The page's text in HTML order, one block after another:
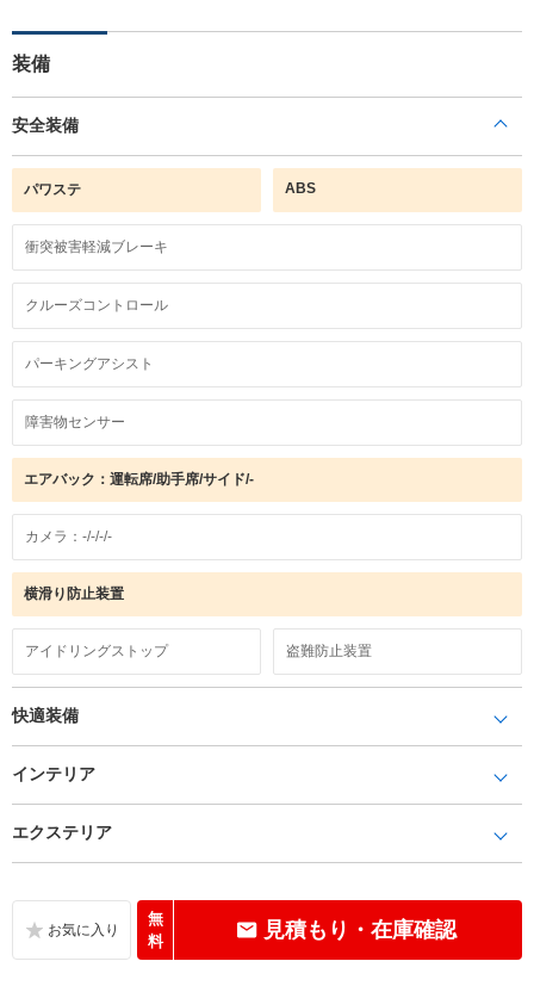
装備
安全装備
パワステ ABS
衝突被害軽減ブレーキ
クルーズコントロール
パーキングアシスト
障害物センサー
エアバック：運転席/助手席/サイド/-
カメラ：-/-/-/-
横滑り防止装置
アイドリングストップ 盗難防止装置
快適装備
インテリア
エクステリア
無
料
見積もり・在庫確認